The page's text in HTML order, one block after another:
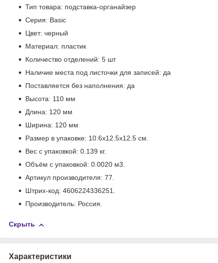
Тип товара: подставка-органайзер
Серия: Basic
Цвет: черный
Материал: пластик
Количество отделений: 5 шт
Наличие места под листочки для записей: да
Поставляется без наполнения: да
Высота: 110 мм
Длина: 120 мм
Ширина: 120 мм
Размер в упаковке: 10.6x12.5x12.5 см.
Вес с упаковкой: 0.139 кг.
Объём с упаковкой: 0.0020 м3.
Артикул производителя: 77.
Штрих-код: 4606224336251.
Производитель: Россия.
Скрыть
Характеристики